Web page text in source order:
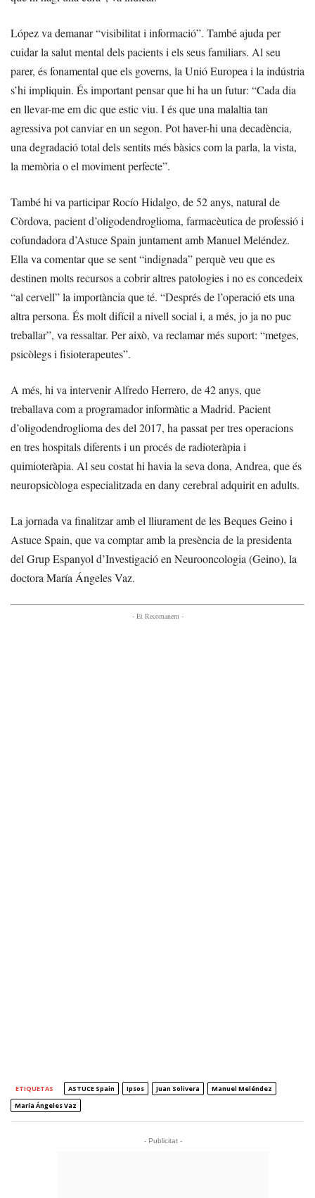
López va demanar “visibilitat i informació”. També ajuda per
cuidar la salut mental dels pacients i els seus familiars. Al seu
parer, és fonamental que els governs, la Unió Europea i la indústria
s’hi impliquin. És important pensar que hi ha un futur: “Cada dia
en llevar-me em dic que estic viu. I és que una malaltia tan
agressiva pot canviar en un segon. Pot haver-hi una decadència,
una degradació total dels sentits més bàsics com la parla, la vista,
la memòria o el moviment perfecte”.
També hi va participar Rocío Hidalgo, de 52 anys, natural de
Còrdova, pacient d’oligodendroglioma, farmacèutica de professió i
cofundadora d’Astuce Spain juntament amb Manuel Meléndez.
Ella va comentar que se sent “indignada” perquè veu que es
destinen molts recursos a cobrir altres patologies i no es concedeix
“al cervell” la importància que té. “Després de l’operació ets una
altra persona. És molt difícil a nivell social i, a més, jo ja no puc
treballar”, va ressaltar. Per això, va reclamar més suport: “metges,
psicòlegs i fisioterapeutes”.
A més, hi va intervenir Alfredo Herrero, de 42 anys, que
treballava com a programador informàtic a Madrid. Pacient
d’oligodendroglioma des del 2017, ha passat per tres operacions
en tres hospitals diferents i un procés de radioteràpia i
quimioteràpia. Al seu costat hi havia la seva dona, Andrea, que és
neuropsicòloga especialitzada en dany cerebral adquirit en adults.
La jornada va finalitzar amb el lliurament de les Beques Geino i
Astuce Spain, que va comptar amb la presència de la presidenta
del Grup Espanyol d’Investigació en Neurooncologia (Geino), la
doctora María Ángeles Vaz.
- Et Recomanem -
ETIQUETAS ASTUCE Spain Ipsos Juan Solivera
Manuel Meléndez
María Ángeles Vaz
- Publicitat -